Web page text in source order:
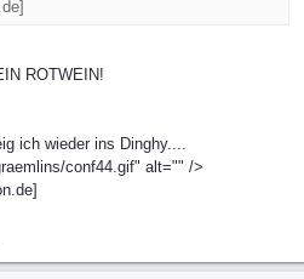
ROTWEIN!
ich wieder ins Dinghy....
conf44.gif" alt="" />